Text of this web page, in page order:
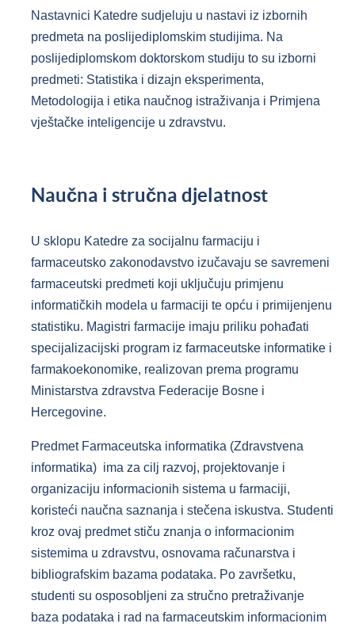
Nastavnici Katedre sudjeluju u nastavi iz izbornih
predmeta na poslijediplomskim studijima. Na
poslijediplomskom doktorskom studiju to su izborni
predmeti: Statistika i dizajn eksperimenta,
Metodologija i etika naučnog istraživanja i Primjena
vještačke inteligencije u zdravstvu.
Naučna i stručna djelatnost
U sklopu Katedre za socijalnu farmaciju i
farmaceutsko zakonodavstvo izučavaju se savremeni
farmaceutski predmeti koji uključuju primjenu
informatičkih modela u farmaciji te opću i primijenjenu
statistiku. Magistri farmacije imaju priliku pohađati
specijalizacijski program iz farmaceutske informatike i
farmakoekonomike, realizovan prema programu
Ministarstva zdravstva Federacije Bosne i
Hercegovine.
Predmet Farmaceutska informatika (Zdravstvena
informatika) ima za cilj razvoj, projektovanje i
organizaciju informacionih sistema u farmaciji,
koristeći naučna saznanja i stečena iskustva. Studenti
kroz ovaj predmet stiču znanja o informacionim
sistemima u zdravstvu, osnovama računarstva i
bibliografskim bazama podataka. Po završetku,
studenti su osposobljeni za stručno pretraživanje
baza podataka i rad na farmaceutskim informacionim